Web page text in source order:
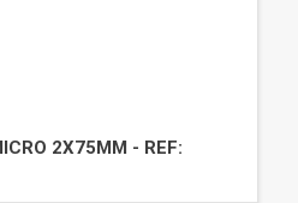
2X75MM - REF: